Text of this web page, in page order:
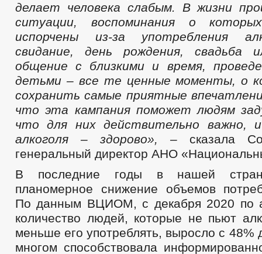
делает человека слабым. В жизни
ситуации, воспоминания о
испорчены из-за употребления
свидание, день рождения, свадьба
общение с близкими и время,
детьми – все те ценные моменты, о
сохранить самые приятные
что эта кампания поможет людям
что для них действительно важно,
алкоголя – здорово», – сказала
генеральный директор АНО
В последние годы в нашей
планомерное снижение объемов
По данным ВЦИОМ, с декабря 2020 по
количество людей, которые не пьют
меньше его употреблять, выросло с 48%
многом способствовала